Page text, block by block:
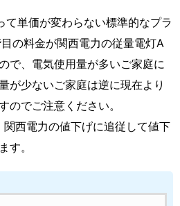
て単価が変わらない標準的なプラ
の料金が関西電力の従量電灯A
で、電気使用量が多いご家庭に
が少ないご家庭は逆に現在より
のでご注意ください。
西電力の値下げに追従して値下
す。